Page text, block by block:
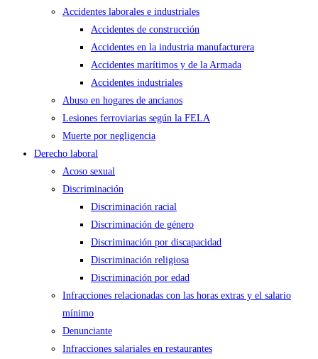
Accidentes laborales e industriales
Accidentes de construcción
Accidentes en la industria manufacturera
Accidentes marítimos y de la Armada
Accidentes industriales
Abuso en hogares de ancianos
Lesiones ferroviarias según la FELA
Muerte por negligencia
Derecho laboral
Acoso sexual
Discriminación
Discriminación racial
Discriminación de género
Discriminación por discapacidad
Discriminación religiosa
Discriminación por edad
Infracciones relacionadas con las horas extras y el salario
mínimo
Denunciante
Infracciones salariales en restaurantes